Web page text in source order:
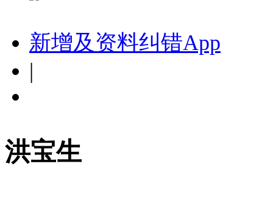
新增及资料纠错App
|
洪宝生